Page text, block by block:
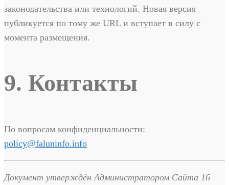
законодательства или технологий. Новая версия
публикуется по тому же URL и вступает в силу с
момента размещения.
9. Контакты
По вопросам конфиденциальности:
policy@faluninfo.info
Документ утверждён Администратором Сайта 16